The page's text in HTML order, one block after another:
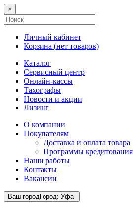
×
Личный кабинет
Корзина (нет товаров)
Каталог
Сервисный центр
Онлайн-кассы
Тахографы
Новости и акции
Лизинг
О компании
Покупателям
Доставка и оплата товара
Программы кредитования
Наши работы
Контакты
Вакансии
Ваш городГород: Уфа